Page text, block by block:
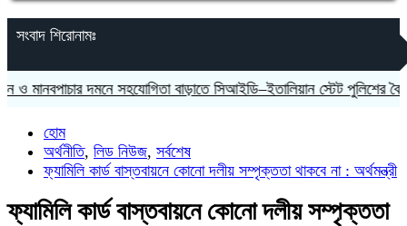
সংবাদ শিরোনামঃ
দমনে সহযোগিতা বাড়াতে সিআইডি–ইতালিয়ান স্টেট পুলিশের বৈঠক
হোম
অর্থনীতি, লিড নিউজ, সর্বশেষ
ফ্যামিলি কার্ড বাস্তবায়নে কোনো দলীয় সম্পৃক্ততা থাকবে না : অর্থমন্ত্রী
ফ্যামিলি কার্ড বাস্তবায়নে কোনো দলীয় সম্পৃক্ততা